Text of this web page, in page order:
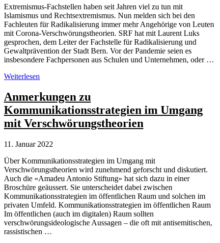
zusammen
Extremismus-Fachstellen haben seit Jahren viel zu tun mit
Islamismus und Rechtsextremismus. Nun melden sich bei den
Fachleuten für Radikalisierung immer mehr Angehörige von Leuten
mit Corona-Verschwörungstheorien. SRF hat mit Laurent Luks
gesprochen, dem Leiter der Fachstelle für Radikalisierung und
Gewaltprävention der Stadt Bern. Vor der Pandemie seien es
insbesondere Fachpersonen aus Schulen und Unternehmen, oder …
Extremismus-
Viel
Arbeit
mit
Corona-
Verschwörungstheorien
Weiterlesen
Anmerkungen zu
Kommunikationsstrategien im Umgang
mit Verschwörungstheorien
11. Januar 2022
Über Kommunikationsstrategien im Umgang mit
Verschwörungstheorien wird zunehmend geforscht und diskutiert.
Auch die «Amadeu Antonio Stiftung» hat sich dazu in einer
Broschüre geäussert. Sie unterscheidet dabei zwischen
Kommunikationsstrategien im öffentlichen Raum und solchen im
privaten Umfeld. Kommunikationsstrategien im öffentlichen Raum
Im öffentlichen (auch im digitalen) Raum sollten
verschwörungsideologische Aussagen – die oft mit antisemitischen,
rassistischen …